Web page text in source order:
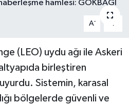
A- A
(LEO) uydu ağı ile Askeri
birleştiren
Sistemin, karasal
bölgelerde güvenli ve